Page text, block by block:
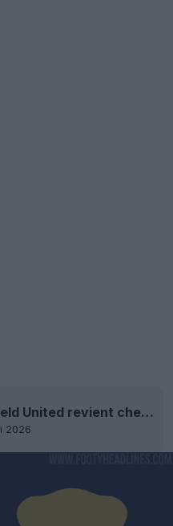
Sheffield United revient chez Adidas
2026